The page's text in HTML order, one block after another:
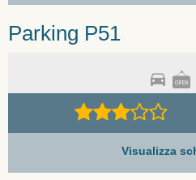
Parking P51
Visualizza